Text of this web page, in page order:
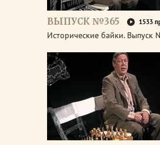
ВЫПУСК №365 1533
Исторические байки. Выпуск